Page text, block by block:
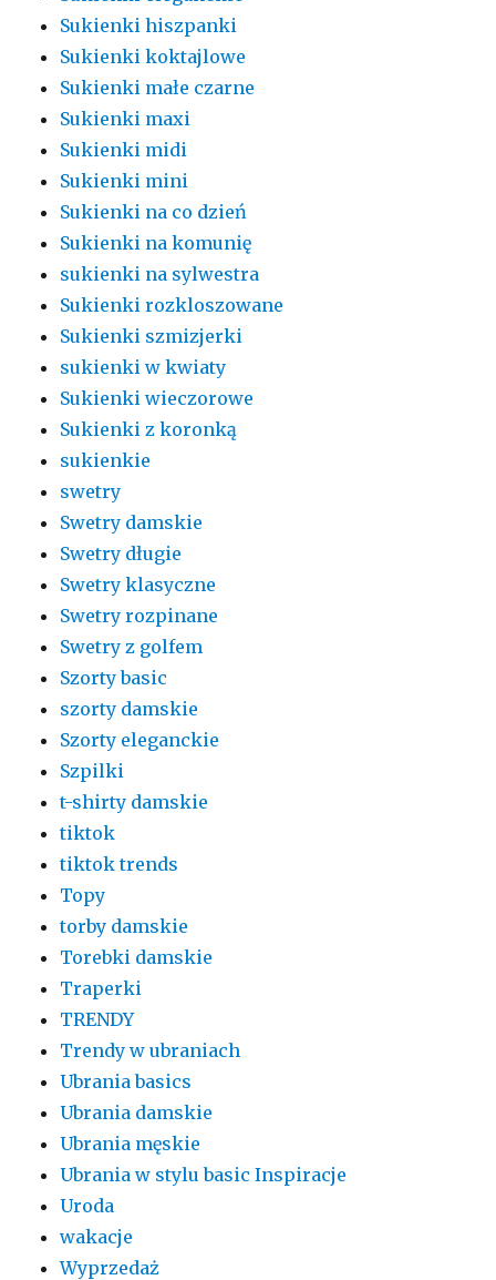
Sukienki hiszpanki
Sukienki koktajlowe
Sukienki małe czarne
Sukienki maxi
Sukienki midi
Sukienki mini
Sukienki na co dzień
Sukienki na komunię
sukienki na sylwestra
Sukienki rozkloszowane
Sukienki szmizjerki
sukienki w kwiaty
Sukienki wieczorowe
Sukienki z koronką
sukienkie
swetry
Swetry damskie
Swetry długie
Swetry klasyczne
Swetry rozpinane
Swetry z golfem
Szorty basic
szorty damskie
Szorty eleganckie
Szpilki
t-shirty damskie
tiktok
tiktok trends
Topy
torby damskie
Torebki damskie
Traperki
TRENDY
Trendy w ubraniach
Ubrania basics
Ubrania damskie
Ubrania męskie
Ubrania w stylu basic Inspiracje
Uroda
wakacje
Wyprzedaż